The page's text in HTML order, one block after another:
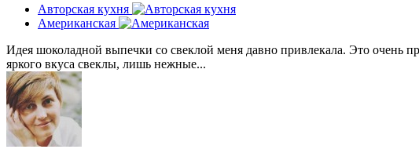
Авторская кухня
Американская
Идея шоколадной выпечки со свеклой меня давно привлекала. Это очень
яркого вкуса свеклы, лишь нежные...